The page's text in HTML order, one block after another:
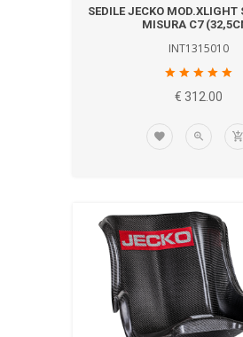
SEDILE JECKO MOD.XLIGHT
MISURA C7
INT1315010
€ 312.00